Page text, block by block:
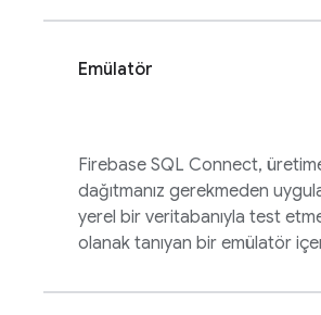
Emülatör
Firebase SQL Connect,
dağıtmanız gerekmeden
yerel bir veritabanıyla test
olanak tanıyan bir emülatör